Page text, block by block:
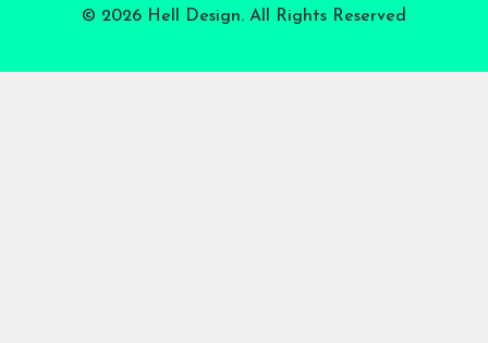
© 2026 Hell Design. All Rights Reserved